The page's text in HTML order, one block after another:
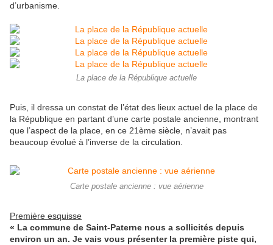
d’urbanisme.
La place de la République actuelle
Puis, il dressa un constat de l’état des lieux actuel de la place de
la République en partant d’une carte postale ancienne, montrant
que l’aspect de la place, en ce 21ème siècle, n’avait pas
beaucoup évolué à l’inverse de la circulation.
Carte postale ancienne : vue aérienne
Première esquisse
« La commune de Saint-Paterne nous a sollicités depuis
environ un an. Je vais vous présenter la première piste qui,